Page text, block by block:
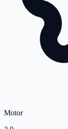
Motor